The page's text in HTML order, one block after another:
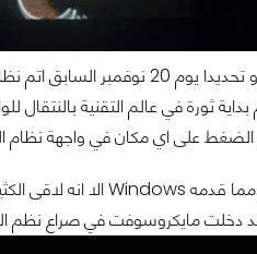
الضغط على اي مكان في واجهة نظام
دخلت مايكروسوفت في صراع نظم